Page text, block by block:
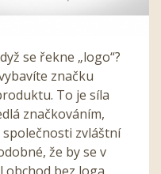
se řekne „logo“?
značku
To je síla
značkováním,
zvláštní
že by se v